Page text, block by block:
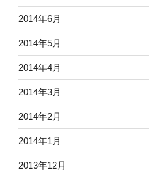
2014年6月
2014年5月
2014年4月
2014年3月
2014年2月
2014年1月
2013年12月